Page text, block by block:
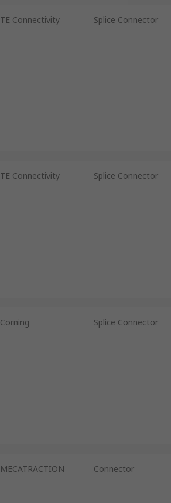
TE Connectivity Splice Connector
TE Connectivity Splice Connector
Corning Splice Connector
MECATRACTION Connector